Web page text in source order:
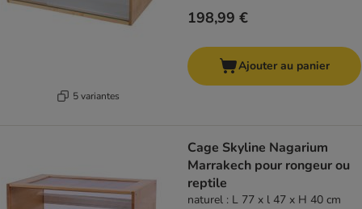
5 variantes
198,99 €
Ajouter au panier
Cage Skyline Nagarium
Marrakech pour rongeur ou
reptile
naturel : L 77 x l 47 x H 40 cm